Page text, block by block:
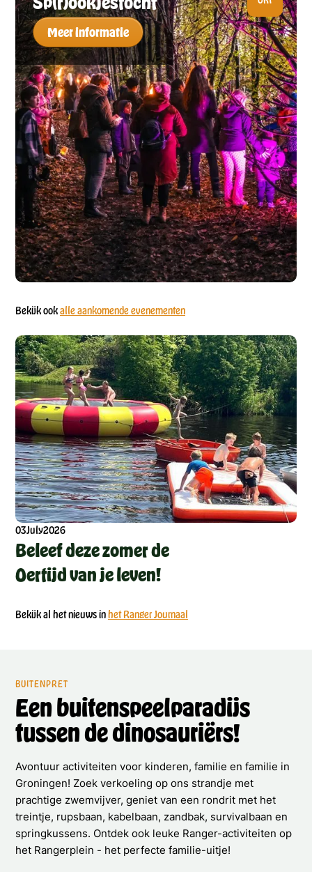
Meer informatie
Bekijk ookalle aankomende evenementen
03July2026
Beleef deze zomer de
Oertijd van je leven!
Bekijk al het nieuws inhet Ranger Journaal
BUITENPRET
Een buitenspeelparadijs
tussen de dinosauriërs!
Avontuur activiteiten voor kinderen, familie en familie in
Groningen! Zoek verkoeling op ons strandje met
prachtige zwemvijver, geniet van een rondrit met het
treintje, rupsbaan, kabelbaan, zandbak, survivalbaan en
springkussens. Ontdek ook leuke Ranger-activiteiten op
het Rangerplein - het perfecte familie-uitje!